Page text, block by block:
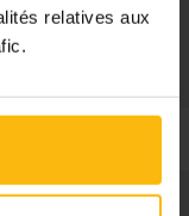
relatives aux
voor een overzicht